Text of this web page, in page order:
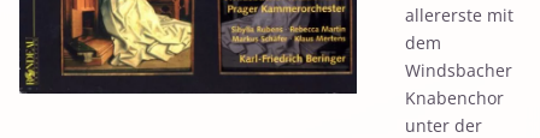
allererste mit
dem
Windsbacher
Knabenchor
unter der